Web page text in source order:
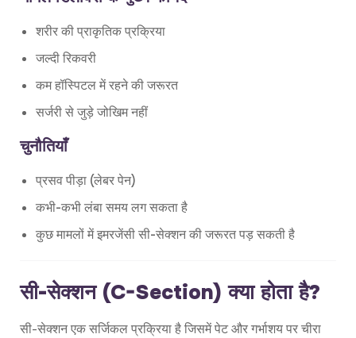
शरीर की प्राकृतिक प्रक्रिया
जल्दी रिकवरी
कम हॉस्पिटल में रहने की जरूरत
सर्जरी से जुड़े जोखिम नहीं
चुनौतियाँ
प्रसव पीड़ा (लेबर पेन)
कभी-कभी लंबा समय लग सकता है
कुछ मामलों में इमरजेंसी सी-सेक्शन की जरूरत पड़ सकती है
सी-सेक्शन (C-Section) क्या होता है?
सी-सेक्शन एक सर्जिकल प्रक्रिया है जिसमें पेट और गर्भाशय पर चीरा